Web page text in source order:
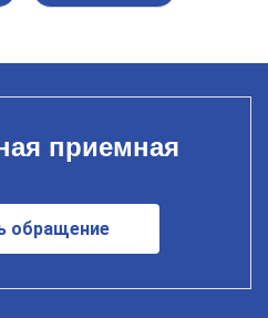
приемная
обращение